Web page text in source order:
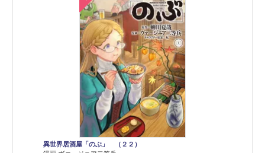
異世界居酒屋「のぶ」 （２２）